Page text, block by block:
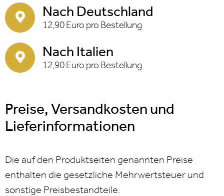
Nach Deutschland
12,90 Euro pro Bestellung
Nach Italien
12,90 Euro pro Bestellung
Preise, Versand­kosten und
Liefer­informationen
Die auf den Produktseiten genannten Preise
enthalten die gesetzliche Mehrwertsteuer und
sonstige Preisbestandteile.